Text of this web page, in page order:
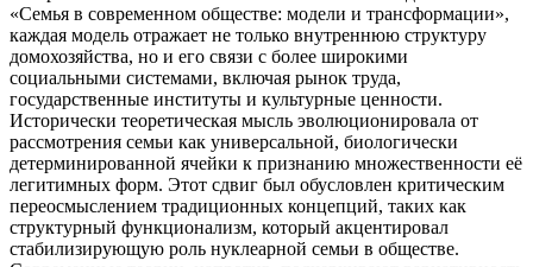
«Семья в современном обществе: модели и трансформации»,
каждая модель отражает не только внутреннюю структуру
домохозяйства, но и его связи с более широкими
социальными системами, включая рынок труда,
государственные институты и культурные ценности.
Исторически теоретическая мысль эволюционировала от
рассмотрения семьи как универсальной, биологически
детерминированной ячейки к признанию множественности её
легитимных форм. Этот сдвиг был обусловлен критическим
переосмыслением традиционных концепций, таких как
структурный функционализм, который акцентировал
стабилизирующую роль нуклеарной семьи в обществе.